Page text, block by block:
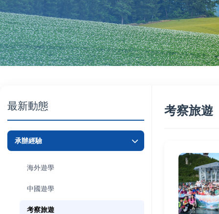
最新動態
承辦經驗
海外遊學
中國遊學
考察旅遊
考察旅遊